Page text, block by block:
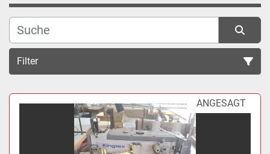
Filter
Sortieren nach ANGESAGT